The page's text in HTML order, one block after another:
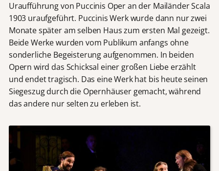
Uraufführung von Puccinis Oper an der Mailänder Scala
1903 uraufgeführt. Puccinis Werk wurde dann nur zwei
Monate später am selben Haus zum ersten Mal gezeigt.
Beide Werke wurden vom Publikum anfangs ohne
sonderliche Begeisterung aufgenommen. In beiden
Opern wird das Schicksal einer großen Liebe erzählt
und endet tragisch. Das eine Werk hat bis heute seinen
Siegeszug durch die Opernhäuser gemacht, während
das andere nur selten zu erleben ist.